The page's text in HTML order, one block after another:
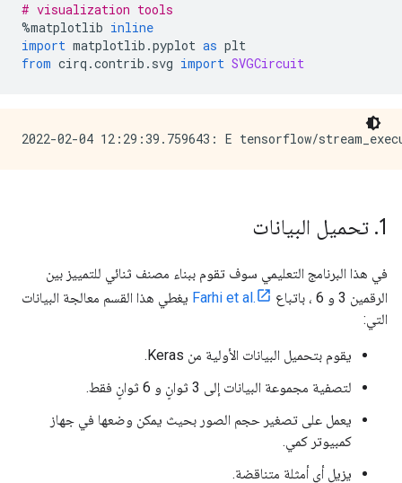
# visualization tools
%matplotlib inline
import matplotlib .pyplot as plt
from cirq .contrib . svg import SVGCircuit
1
. تحميل البيانات
في هذا البرنامج التعليمي سوف تقوم ببناء مصنف ثنائي للتمييز بين
الرقمين 3 و 6 ، باتباع
Farhi et al. يغطي هذا القسم معالجة البيانات
التي:
يقوم بتحميل البيانات الأولية من Keras.
لتصفية مجموعة البيانات إلى 3 ثوانٍ و 6 ثوانٍ فقط.
يعمل على تصغير حجم الصور بحيث يمكن وضعها في جهاز
كمبيوتر كمي.
يزيل أي أمثلة متناقضة.